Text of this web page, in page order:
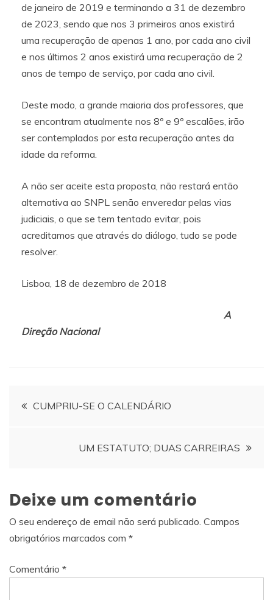
de janeiro de 2019 e terminando a 31 de dezembro
de 2023, sendo que nos 3 primeiros anos existirá
uma recuperação de apenas 1 ano, por cada ano civil
e nos últimos 2 anos existirá uma recuperação de 2
anos de tempo de serviço, por cada ano civil.
Deste modo, a grande maioria dos professores, que
se encontram atualmente nos 8º e 9º escalões, irão
ser contemplados por esta recuperação antes da
idade da reforma.
A não ser aceite esta proposta, não restará então
alternativa ao SNPL senão enveredar pelas vias
judiciais, o que se tem tentado evitar, pois
acreditamos que através do diálogo, tudo se pode
resolver.
Lisboa, 18 de dezembro de 2018
A
Direção Nacional
Navegação
CUMPRIU-SE O CALENDÁRIO
UM ESTATUTO; DUAS CARREIRAS
Deixe um comentário
O seu endereço de email não será publicado. Campos
obrigatórios marcados com *
Comentário *